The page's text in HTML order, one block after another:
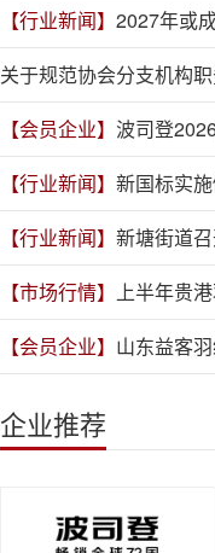
【行业新闻】 2027年或
份，对羽
关于规范协会分支机构
【会员企业】 波司登
营，青春
【行业新闻】 新国标实
羽绒企业集
【行业新闻】 新塘街道
产专项整
【市场行情】 上半年贵
增长88.1%
【会员企业】 山东益客
码羽毛绒
企业推荐